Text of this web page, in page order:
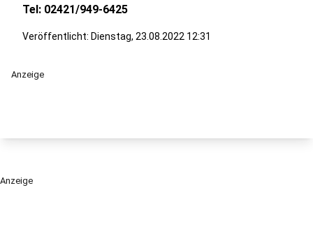
Tel: 02421/949-6425
Veröffentlicht: Dienstag, 23.08.2022 12:31
Anzeige
Anzeige